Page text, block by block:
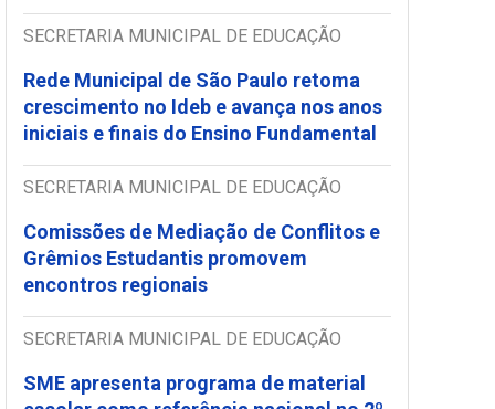
SECRETARIA MUNICIPAL DE EDUCAÇÃO
Rede Municipal de São Paulo retoma
crescimento no Ideb e avança nos anos
iniciais e finais do Ensino Fundamental
SECRETARIA MUNICIPAL DE EDUCAÇÃO
Comissões de Mediação de Conflitos e
Grêmios Estudantis promovem
encontros regionais
SECRETARIA MUNICIPAL DE EDUCAÇÃO
SME apresenta programa de material